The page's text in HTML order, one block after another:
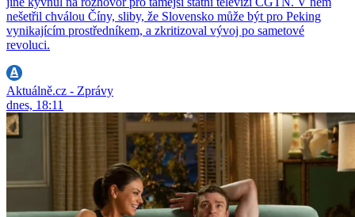
nešetřil chválou Číny, sliby, že Slovensko může být pro Peking
vynikajícím prostředníkem, a zkritizoval vývoj po sametové
revoluci.
Aktuálně.cz - Zprávy
dnes, 18:11